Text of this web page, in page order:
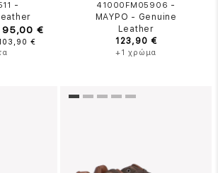
-
95,00 €
€
41000FM05906 -
ΜΑΥΡΟ - Genuine
Leather
123,90 €
+1 χρώμα